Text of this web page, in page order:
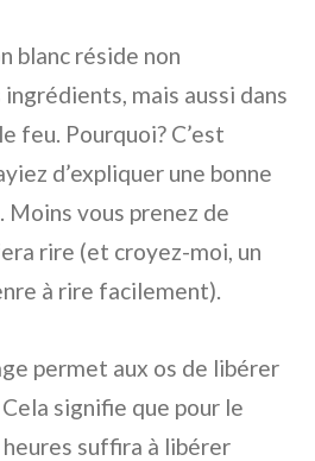
blanc réside non
mais aussi dans
feu. Pourquoi? C’est
d’expliquer une bonne
Moins vous prenez de
rire (et croyez-moi, un
à rire facilement).
permet aux os de libérer
signifie que pour le
suffira à libérer